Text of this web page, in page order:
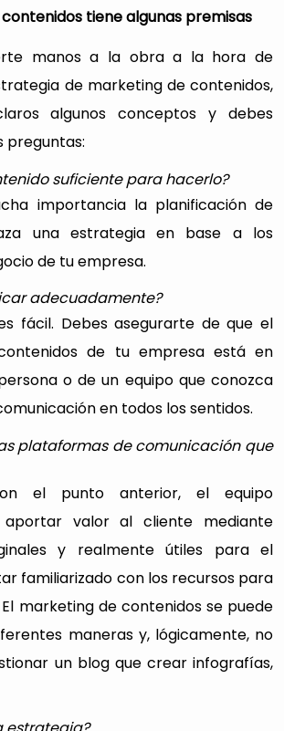
tiene algunas premisas
manos a la obra a la hora de
de marketing de contenidos,
algunos conceptos y debes
preguntas:
suficiente para hacerlo?
importancia la planificación de
una estrategia en base a los
de tu empresa.
adecuadamente?
fácil. Debes asegurarte de que el
de tu empresa está en
o de un equipo que conozca
en todos los sentidos.
plataformas de comunicación que
el punto anterior, el equipo
valor al cliente mediante
y realmente útiles para el
familiarizado con los recursos para
marketing de contenidos se puede
maneras y, lógicamente, no
un blog que crear infografías,